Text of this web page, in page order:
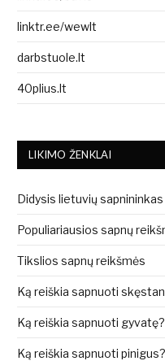
linktr.ee/wewlt
darbstuole.lt
40plius.lt
LIKIMO ŽENKLAI
Didysis lietuvių sapnininkas
Populiariausios sapnų
Tikslios sapnų reikšmės
Ką reiškia sapnuoti
Ką reiškia sapnuoti gyvatę?
Ką reiškia sapnuoti pinigus?